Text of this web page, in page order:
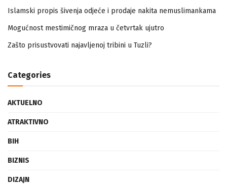
Islamski propis šivenja odjeće i prodaje nakita nemuslimankama
Mogućnost mestimičnog mraza u četvrtak ujutro
Zašto prisustvovati najavljenoj tribini u Tuzli?
Categories
AKTUELNO
ATRAKTIVNO
BIH
BIZNIS
DIZAJN